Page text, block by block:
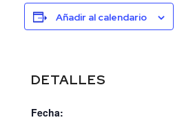
Añadir al calendario
DETALLES
Fecha: